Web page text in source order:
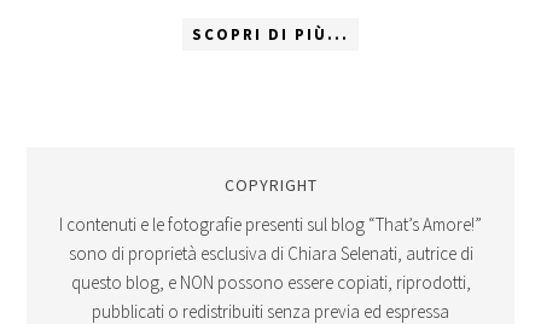
SCOPRI DI PIÙ...
COPYRIGHT
I contenuti e le fotografie presenti sul blog “That’s Amore!”
sono di proprietà esclusiva di Chiara Selenati, autrice di
questo blog, e NON possono essere copiati, riprodotti,
pubblicati o redistribuiti senza previa ed espressa